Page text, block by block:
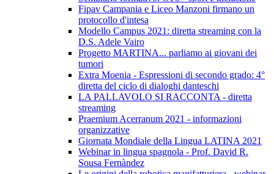
Fipav Campania e Liceo Manzoni firmano un
protocollo d'intesa
Modello Campus 2021: diretta streaming con la
D.S. Adele Vairo
Progetto MARTINA... parliamo ai giovani dei
tumori
Extra Moenia - Espressioni di secondo grado: 4°
diretta del ciclo di dialoghi danteschi
LA PALLAVOLO SI RACCONTA - diretta
streaming
Praemium Acerranum 2021 - informazioni
organizzative
Giornata Mondiale della Lingua LATINA 2021
Webinar in lingua spagnola - Prof. David R.
Sousa Fernàndez